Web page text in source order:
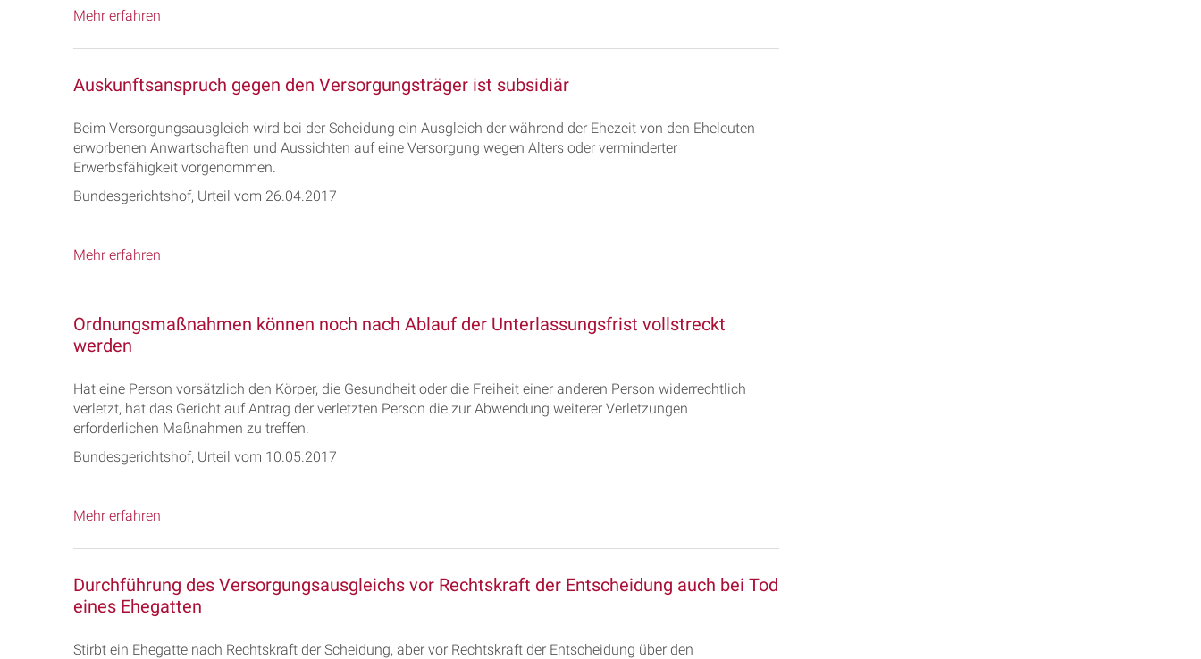
Mehr erfahren
Auskunftsanspruch gegen den Versorgungsträger ist subsidiär
Beim Versorgungsausgleich wird bei der Scheidung ein Ausgleich der während der Ehezeit von den Eheleuten
erworbenen Anwartschaften und Aussichten auf eine Versorgung wegen Alters oder verminderter
Erwerbsfähigkeit vorgenommen.
Bundesgerichtshof, Urteil vom 26.04.2017
Mehr erfahren
Ordnungsmaßnahmen können noch nach Ablauf der Unterlassungsfrist vollstreckt
werden
Hat eine Person vorsätzlich den Körper, die Gesundheit oder die Freiheit einer anderen Person widerrechtlich
verletzt, hat das Gericht auf Antrag der verletzten Person die zur Abwendung weiterer Verletzungen
erforderlichen Maßnahmen zu treffen.
Bundesgerichtshof, Urteil vom 10.05.2017
Mehr erfahren
Durchführung des Versorgungsausgleichs vor Rechtskraft der Entscheidung auch bei Tod
eines Ehegatten
Stirbt ein Ehegatte nach Rechtskraft der Scheidung, aber vor Rechtskraft der Entscheidung über den